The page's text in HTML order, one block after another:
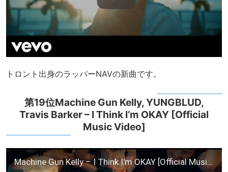
トロント出身のラッパーNAVの新曲です。
第19位Machine Gun Kelly, YUNGBLUD,
Travis Barker – I Think I’m OKAY [Official
Music Video]
Machine Gun Kelly – I Think I'm OKAY [Official Music Video]